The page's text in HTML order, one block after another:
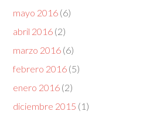
mayo 2016 (6)
abril 2016 (2)
marzo 2016 (6)
febrero 2016 (5)
enero 2016 (2)
diciembre 2015 (1)